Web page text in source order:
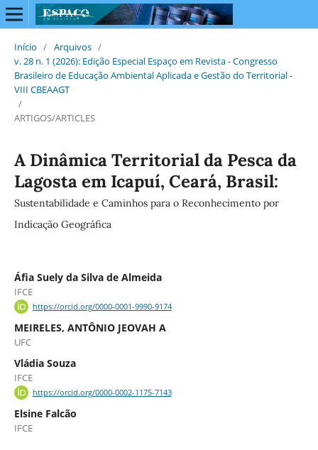
Início / Arquivos /
v. 28 n. 1 (2026): Edição Especial Espaço em Revista - Congresso
Brasileiro de Educação Ambiental Aplicada e Gestão do Territorial -
VIII CBEAAGT
/
ARTIGOS/ARTICLES
A Dinâmica Territorial da Pesca da
Lagosta em Icapuí, Ceará, Brasil:
Sustentabilidade e Caminhos para o Reconhecimento por
Indicação Geográfica
Áfia Suely da Silva de Almeida
IFCE
https://orcid.org/0000-0001-9990-9174
MEIRELES, ANTÔNIO JEOVAH A
UFC
Vládia Souza
IFCE
https://orcid.org/0000-0002-1175-7143
Elsine Falcão
IFCE